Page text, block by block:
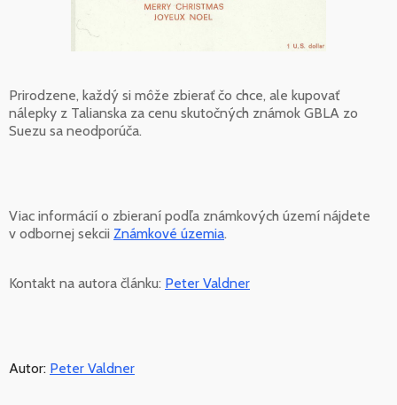
Prirodzene, každý si môže zbierať čo chce, ale kupovať
nálepky z Talianska za cenu skutočných známok GBLA zo
Suezu sa neodporúča.
Viac informácií o zbieraní podľa známkových území nájdete
v odbornej sekcii Známkové územia.
Kontakt na autora článku: Peter Valdner
Autor: Peter Valdner